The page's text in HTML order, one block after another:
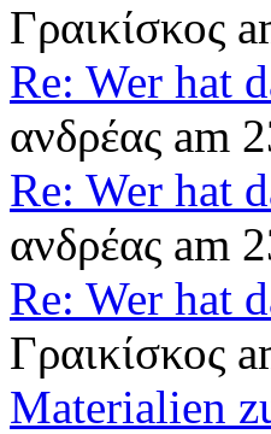
Γραικίσκος
Re: Wer hat
ανδρέας am
Re: Wer hat
ανδρέας am
Re: Wer hat
Γραικίσκος
Materialien